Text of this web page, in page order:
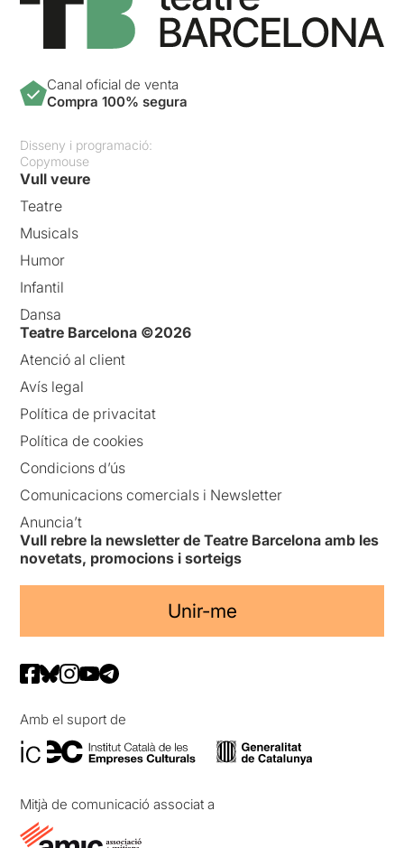
Canal oficial de venta
Compra 100% segura
Disseny i programació:
Copymouse
Vull veure
Teatre
Musicals
Humor
Infantil
Dansa
Teatre Barcelona ©2026
Atenció al client
Avís legal
Política de privacitat
Política de cookies
Condicions d’ús
Comunicacions comercials i Newsletter
Anuncia’t
Vull rebre la newsletter de Teatre Barcelona amb les
novetats, promocions i sorteigs
Unir-me
Amb el suport de
Mitjà de comunicació associat a